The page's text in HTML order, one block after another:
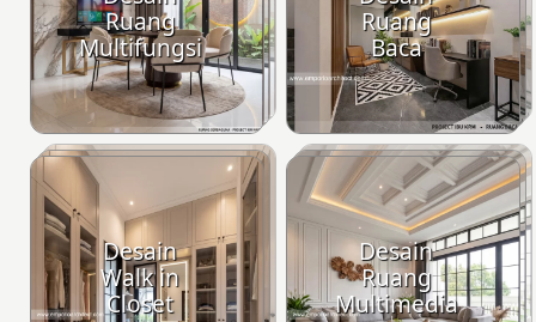
Ruang
Multifungsi
Ruang
Baca
Desain
Walk in
Closet
Desain
Ruang
Multimedia